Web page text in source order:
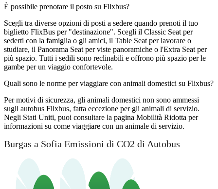
È possibile prenotare il posto su Flixbus?
Scegli tra diverse opzioni di posti a sedere quando prenoti il ​​tuo
biglietto FlixBus per "destinazione". Scegli il Classic Seat per
sederti con la famiglia o gli amici, il Table Seat per lavorare o
studiare, il Panorama Seat per viste panoramiche o l'Extra Seat per
più spazio. Tutti i sedili sono reclinabili e offrono più spazio per le
gambe per un viaggio confortevole.
Quali sono le norme per viaggiare con animali domestici su Flixbus?
Per motivi di sicurezza, gli animali domestici non sono ammessi
sugli autobus Flixbus, fatta eccezione per gli animali di servizio.
Negli Stati Uniti, puoi consultare la pagina Mobilità Ridotta per
informazioni su come viaggiare con un animale di servizio.
Burgas a Sofia Emissioni di CO2 di Autobus